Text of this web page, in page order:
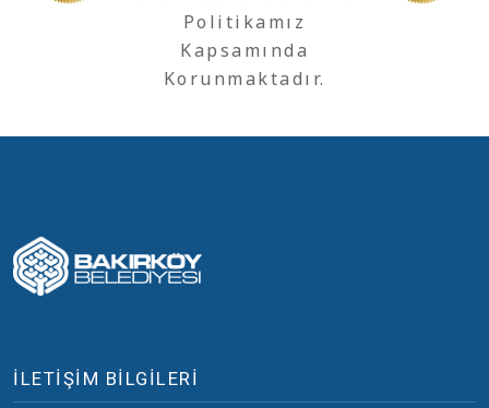
Politikamız
Kapsamında
Korunmaktadır.
İLETİŞİM BİLGİLERİ